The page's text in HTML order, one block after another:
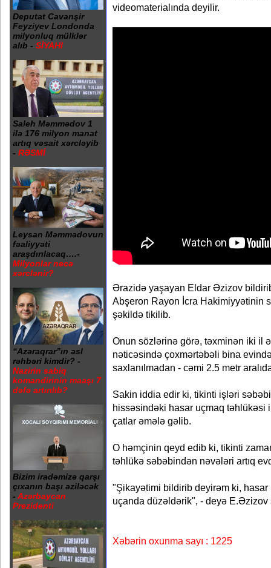
Deputat Cavanşir
Feyziyev Londonda
milyonluq mülklər
alıb - SİYAHI
Saleh Məmmədov 1
ilə 176 milyon manat
artıq vəsait xərcləyib
- RƏSMİ
Leysan Məmmədovun
fəaliyyəti
araşdırılacaq….-
Milyonlar necə
xərclənir?
“Azəraqrar”ın əsl
rəhbəri kimdir? -
Nazirin sabiq
komandirinin maaşı 7
dəfə artırılıb?
Bizim iradəmizə qarşı
çıxanın başı əziləcək
- Azərbaycan
Prezidenti
videomaterialında deyilir.
Ərazidə yaşayan Eldar Əzizov
Abşeron Rayon İcra Hakimiyyətinin
şəkildə tikilib.
Onun sözlərinə görə, təxminən iki il
nəticəsində çoxmərtəbəli bina
saxlanılmadan - cəmi 2.5 metr
Sakin iddia edir ki, tikinti işləri
hissəsindəki hasar uçmaq təhlükəsi
çatlar əmələ gəlib.
O həmçinin qeyd edib ki, tikinti
təhlükə səbəbindən nəvələri artıq
"Şikayətimi bildirib deyirəm ki,
uçanda düzəldərik", - deyə
Xəbərin oxunma sayı : 1225